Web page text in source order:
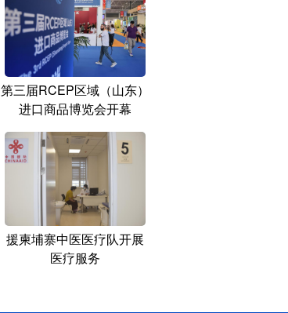
第三届RCEP区域（山东）
进口商品博览会开幕
援柬埔寨中医医疗队开展
医疗服务